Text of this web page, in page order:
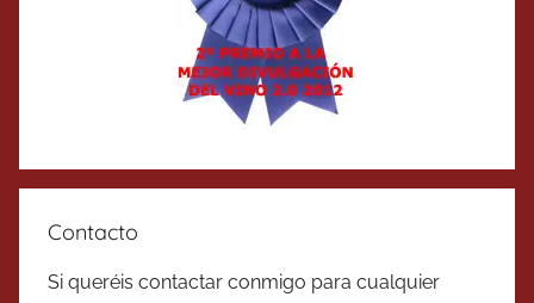
Contacto
Si queréis contactar conmigo para cualquier